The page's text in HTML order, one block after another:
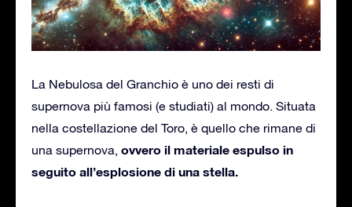
La Nebulosa del Granchio è uno dei resti di
supernova più famosi (e studiati) al mondo. Situata
nella costellazione del Toro, è quello che rimane di
una supernova, ovvero il materiale espulso in
seguito all’esplosione di una stella.